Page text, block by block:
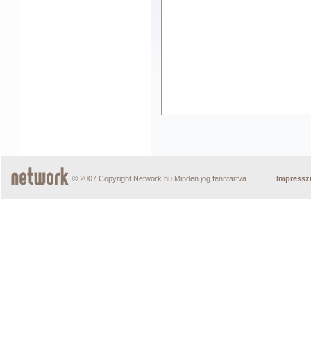
© 2007 Copyright Network.hu Minden jog fenntartva.